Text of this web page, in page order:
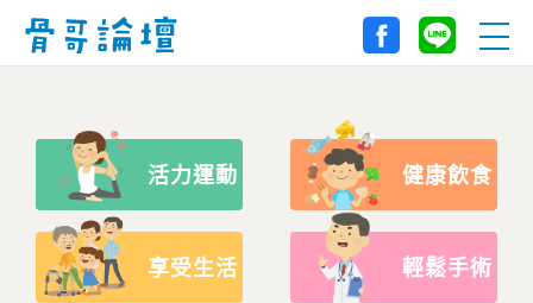
活力運動 健康飲食
享受生活 輕鬆手術